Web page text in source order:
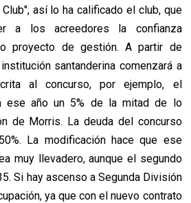
así lo ha calificado el club, que
a los acreedores la confianza
proyecto de gestión. A partir de
santanderina comenzará a
al concurso, por ejemplo, el
ese año un 5% de la mitad de lo
de Morris. La deuda del concurso
La modificación hace que ese
muy llevadero, aunque el segundo
Si hay ascenso a Segunda División
ya que con el nuevo contrato